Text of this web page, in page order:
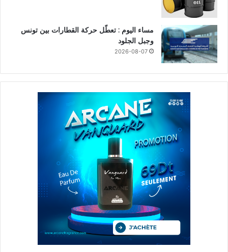
مساء اليوم : تعطّل حركة القطارات بين تونس
وجبل الجلود
2026-08-07